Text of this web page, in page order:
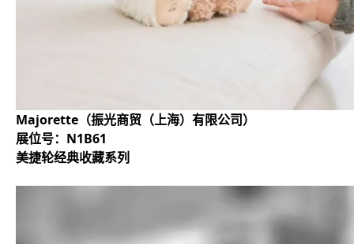
Majorette（振光商贸（上海）有限公司）
展位号：N1B61
美捷轮经典收藏系列